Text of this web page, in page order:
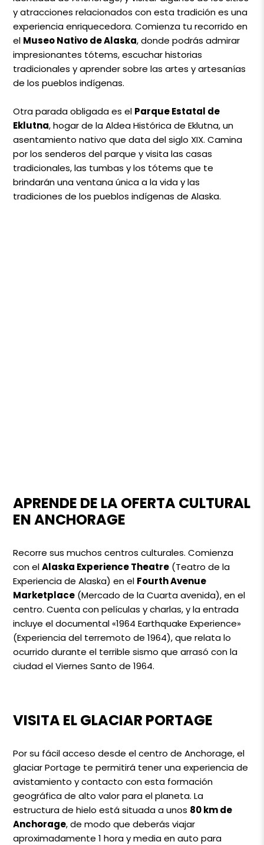
y atracciones relacionados con esta tradición es una
experiencia enriquecedora. Comienza tu recorrido en
el Museo Nativo de Alaska, donde podrás admirar
impresionantes tótems, escuchar historias
tradicionales y aprender sobre las artes y artesanías
de los pueblos indígenas.
Otra parada obligada es el Parque Estatal de
Eklutna, hogar de la Aldea Histórica de Eklutna, un
asentamiento nativo que data del siglo XIX. Camina
por los senderos del parque y visita las casas
tradicionales, las tumbas y los tótems que te
brindarán una ventana única a la vida y las
tradiciones de los pueblos indígenas de Alaska.
APRENDE DE LA OFERTA CULTURAL
EN ANCHORAGE
Recorre sus muchos centros culturales. Comienza
con elAlaska Experience Theatre (Teatro de la
Experiencia de Alaska) en el Fourth Avenue
Marketplace (Mercado de la Cuarta avenida), en el
centro. Cuenta con películas y charlas, y la entrada
incluye el documental «1964 Earthquake Experience»
(Experiencia del terremoto de 1964), que relata lo
ocurrido durante el terrible sismo que arrasó con la
ciudad el Viernes Santo de 1964.
VISITA EL GLACIAR PORTAGE
Por su fácil acceso desde el centro de Anchorage, el
glaciar Portage te permitirá tener una experiencia de
avistamiento y contacto con esta formación
geográfica de alto valor para el planeta. La
estructura de hielo está situada a unos 80 km de
Anchorage, de modo que deberás viajar
aproximadamente 1 hora y media en auto para